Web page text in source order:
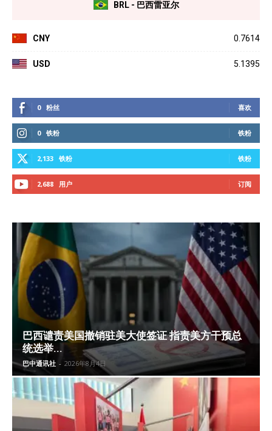
BRL - 巴西雷亚尔
CNY 0.7614
USD 5.1395
0 粉丝 喜欢
0 铁粉 铁粉
2,133 铁粉 铁粉
2,688 用户 订阅
巴西谴责美国撤销驻美大使签证 指责美方干预总
统选举...
巴中通讯社 - 2026年8月4日